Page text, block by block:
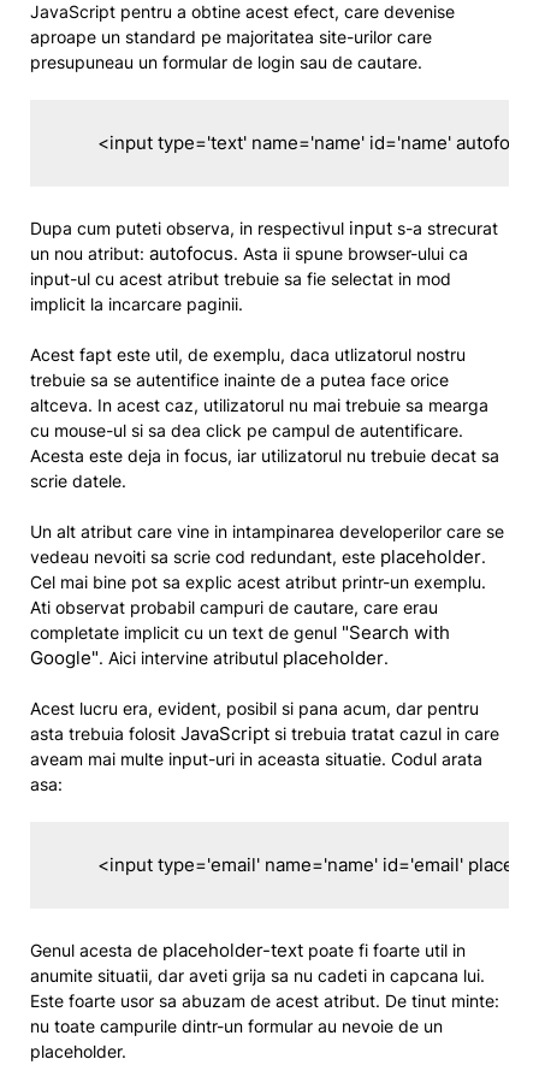
JavaScript pentru a obtine acest efect, care devenise
aproape un standard pe majoritatea site-urilor care
presupuneau un formular de login sau de cautare.
<input type='text' name='name' id='name'
Dupa cum puteti observa, in respectivul input s-a strecurat
un nou atribut: autofocus. Asta ii spune browser-ului ca
input-ul cu acest atribut trebuie sa fie selectat in mod
implicit la incarcare paginii.
Acest fapt este util, de exemplu, daca utlizatorul nostru
trebuie sa se autentifice inainte de a putea face orice
altceva. In acest caz, utilizatorul nu mai trebuie sa mearga
cu mouse-ul si sa dea click pe campul de autentificare.
Acesta este deja in focus, iar utilizatorul nu trebuie decat sa
scrie datele.
Un alt atribut care vine in intampinarea developerilor care se
vedeau nevoiti sa scrie cod redundant, este placeholder.
Cel mai bine pot sa explic acest atribut printr-un exemplu.
Ati observat probabil campuri de cautare, care erau
completate implicit cu un text de genul "Search with
Google". Aici intervine atributul placeholder.
Acest lucru era, evident, posibil si pana acum, dar pentru
asta trebuia folosit JavaScript si trebuia tratat cazul in care
aveam mai multe input-uri in aceasta situatie. Codul arata
asa:
<input type='email' name='name' id='email'
Genul acesta de placeholder-text poate fi foarte util in
anumite situatii, dar aveti grija sa nu cadeti in capcana lui.
Este foarte usor sa abuzam de acest atribut. De tinut minte:
nu toate campurile dintr-un formular au nevoie de un
placeholder.